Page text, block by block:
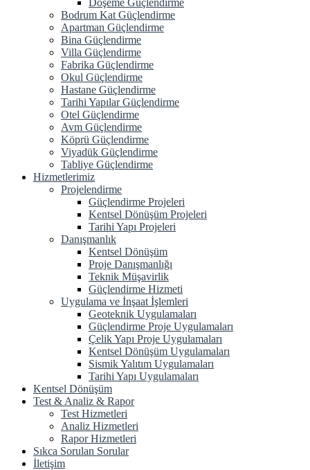
Döşeme Güçlendirme
Bodrum Kat Güçlendirme
Apartman Güçlendirme
Bina Güçlendirme
Villa Güçlendirme
Fabrika Güçlendirme
Okul Güçlendirme
Hastane Güçlendirme
Tarihi Yapılar Güçlendirme
Otel Güçlendirme
Avm Güçlendirme
Köprü Güçlendirme
Viyadük Güçlendirme
Tabliye Güçlendirme
Hizmetlerimiz
Projelendirme
Güçlendirme Projeleri
Kentsel Dönüşüm Projeleri
Tarihi Yapı Projeleri
Danışmanlık
Kentsel Dönüşüm
Proje Danışmanlığı
Teknik Müşavirlik
Güçlendirme Hizmeti
Uygulama ve İnşaat İşlemleri
Geoteknik Uygulamaları
Güçlendirme Proje Uygulamaları
Çelik Yapı Proje Uygulamaları
Kentsel Dönüşüm Uygulamaları
Sismik Yalıtım Uygulamaları
Tarihi Yapı Uygulamaları
Kentsel Dönüşüm
Test & Analiz & Rapor
Test Hizmetleri
Analiz Hizmetleri
Rapor Hizmetleri
Sıkca Sorulan Sorular
İletişim